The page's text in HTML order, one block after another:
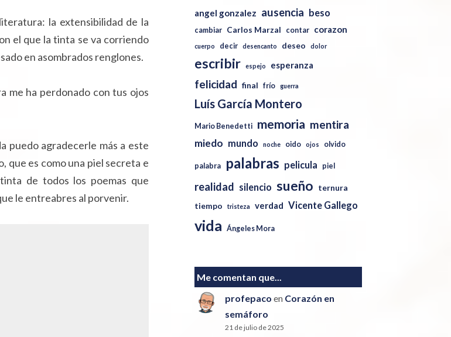
la extensibilidad de la
el que la tinta se va corriendo
en asombrados renglones.
me ha perdonado con tus ojos
puedo agradecerle más a este
que es como una piel secreta e
de todos los poemas que
le entreabres al porvenir.
angel gonzalez ausencia beso
cambiar Carlos Marzal contar corazon
cuerpo decir desencanto deseo dolor
escribir espejo esperanza
felicidad final frío guerra
Luís García Montero
Mario Benedetti memoria mentira
miedo mundo noche oido ojos olvido
palabra palabras pelicula piel
realidad silencio sueño ternura
tiempo
tristeza verdad Vicente Gallego
vida Ángeles Mora
Me comentan que...
profepaco en Corazón en
semáforo
21 de julio de 2025